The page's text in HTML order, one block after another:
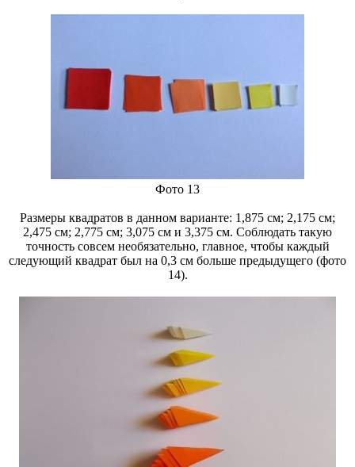
Фото 13
Размеры квадратов в данном варианте: 1,875 см; 2,175 см;
2,475 см; 2,775 см; 3,075 см и 3,375 см. Соблюдать такую
точность совсем необязательно, главное, чтобы каждый
следующий квадрат был на 0,3 см больше предыдущего (фото
14).